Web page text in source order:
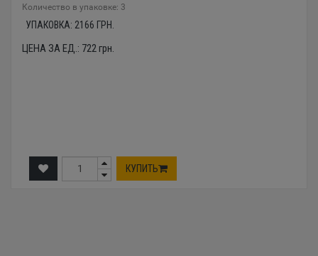
Количество в упаковке: 3
УПАКОВКА: 2166 ГРН.
ЦЕНА ЗА ЕД.: 722грн.
КУПИТЬ